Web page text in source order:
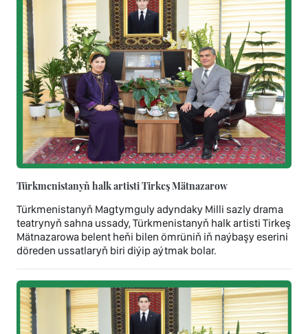
Türkmenistanyň halk artisti Tirkeş Mätnazarow
Türkmenistanyň Magtymguly adyndaky Milli sazly drama
teatrynyň sahna ussady, Türkmenistanyň halk artisti Tirkeş
Mätnazarowa belent heňi bilen ömrüniň iň naýbaşy eserini
döreden ussatlaryň biri diýip aýtmak bolar.